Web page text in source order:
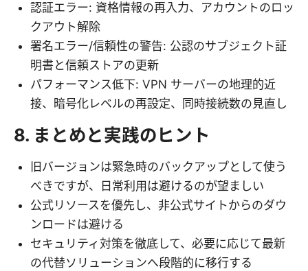
認証エラー: 資格情報の再入力、アカウントのロッ
クアウト解除
署名エラー/信頼性の警告: 公認のサブジェクト証
明書と信頼ストアの更新
パフォーマンス低下: VPN サーバーの地理的近
接、暗号化レベルの再設定、同時接続数の見直し
8. まとめと実践のヒント
旧バージョンは緊急時のバックアップとして使う
べきですが、日常利用は避けるのが望ましい
公式リソースを優先し、非公式サイトからのダウ
ンロードは避ける
セキュリティ対策を徹底して、必要に応じて最新
の代替ソリューションへ段階的に移行する